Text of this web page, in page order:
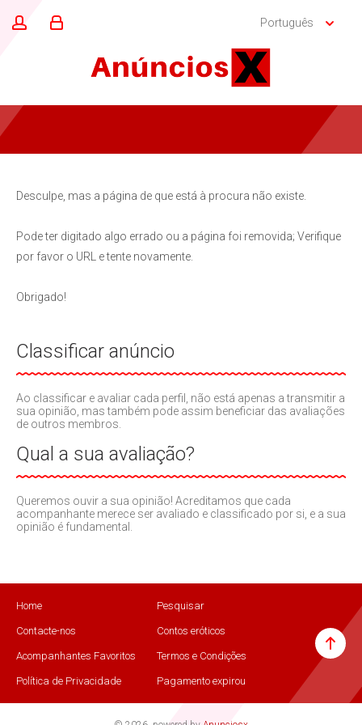
Português
Desculpe, mas a página de que está à procura não existe.
Pode ter digitado algo errado ou a página foi removida; Verifique
por favor o URL e tente novamente.
Obrigado!
Classificar anúncio
Ao classificar e avaliar cada perfil, não está apenas a transmitir a
sua opinião, mas também pode assim beneficiar das avaliações
de outros membros.
Qual a sua avaliação?
Queremos ouvir a sua opinião! Acreditamos que cada
acompanhante merece ser avaliado e classificado por si, e a sua
opinião é fundamental.
Home Pesquisar
Contacte-nos Contos eróticos
Acompanhantes Favoritos Termos e Condições
Política de Privacidade Pagamento expirou